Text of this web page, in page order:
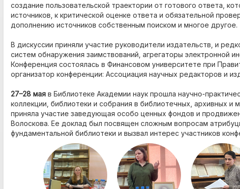
создание пользовательской траектории от готового ответа,
источников, к критической оценке ответа и обязательной
дополнению источников собственным поиском и многое другое.
В дискуссии приняли участие руководители издательств, и
систем обнаружения заимствований, агрегаторы электронной
Конференция состоялась в Финансовом университете при
организатор конференции: Ассоциация научных редакторов и
27–28 мая в Библиотеке Академии наук прошла научно-
коллекции, библиотеки и собрания в библиотечных, архивных и
приняла участие заведующая особо ценных фондов и
Волоскова. Ее доклад был посвящен сложным вопросам
фундаментальной библиотеки и вызвал интерес участников